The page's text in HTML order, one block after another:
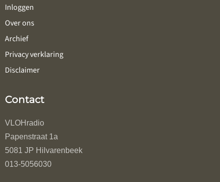
Inloggen
Over ons
Archief
Privacy verklaring
Disclaimer
Contact
VLOHradio
Papenstraat 1a
5081 JP Hilvarenbeek
013-5056030